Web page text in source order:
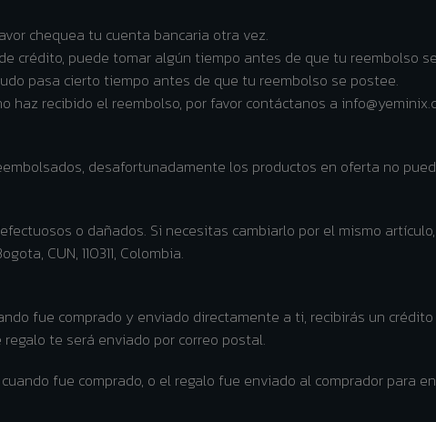
chequea tu cuenta bancaria otra vez.
crédito, puede tomar algún tiempo antes de que tu reembolso
pasa cierto tiempo antes de que tu reembolso se postee.
haz recibido el reembolso, por favor contáctanos a
desafortunadamente los productos en oferta no
o dañados. Si necesitas cambiarlo por el mismo
CUN, 110311, Colombia.
fue comprado y enviado directamente a ti, recibirás un
te será enviado por correo postal.
fue comprado, o el regalo fue enviado al comprador para